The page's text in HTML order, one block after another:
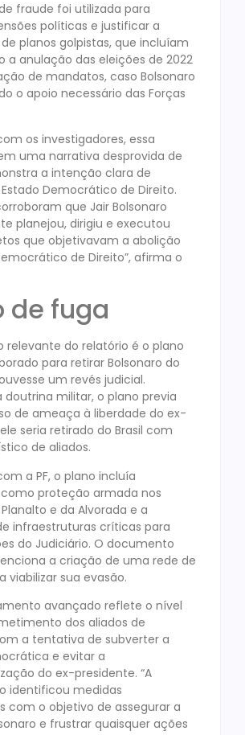
fraude foi utilizada para
políticas e justificar a
planos golpistas, que incluíam
a anulação das eleições de 2022
de mandatos, caso Bolsonaro
o apoio necessário das Forças
os investigadores, essa
uma narrativa desprovida de
a intenção clara de
Democrático de Direito.
que Jair Bolsonaro
planejou, dirigiu e executou
que objetivavam a abolição
de Direito”, afirma o
de fuga
relevante do relatório é o plano
para retirar Bolsonaro do
um revés judicial.
doutrina militar, o plano previa
de ameaça à liberdade do ex-
seria retirado do Brasil com
de aliados.
a PF, o plano incluía
proteção armada nos
e da Alvorada e a
infraestruturas críticas para
do Judiciário. O documento
a criação de uma rede de
viabilizar sua evasão.
avançado reflete o nível
dos aliados de
a tentativa de subverter a
e evitar a
do ex-presidente. “A
identificou medidas
com o objetivo de assegurar a
e frustrar quaisquer ações